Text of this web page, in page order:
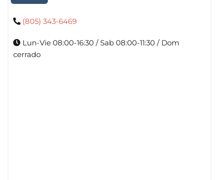
(805) 343-6469
Lun-Vie 08:00-16:30 / Sab 08:00-11:30 / Dom
cerrado